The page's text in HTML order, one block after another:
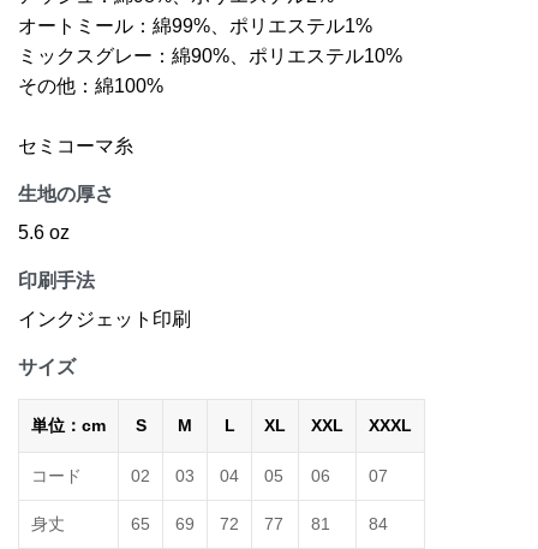
オートミール：綿99%、ポリエステル1%
ミックスグレー：綿90%、ポリエステル10%
その他：綿100%
セミコーマ糸
生地の厚さ
5.6 oz
印刷手法
インクジェット印刷
サイズ
単位：cm S M L XL XXL XXXL
コード 02 03 04 05 06 07
身丈 65 69 72 77 81 84